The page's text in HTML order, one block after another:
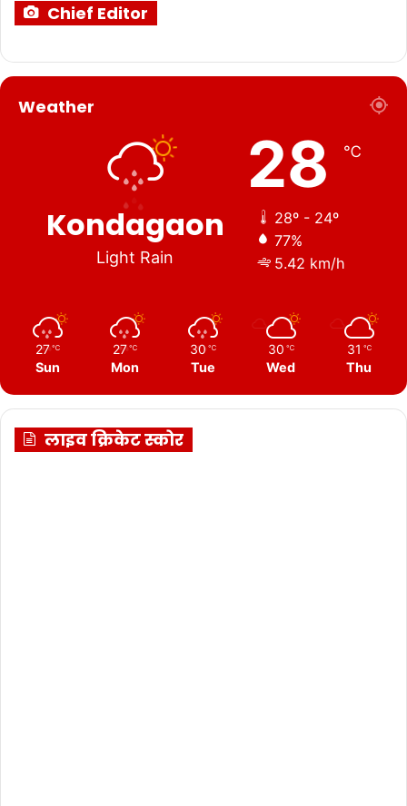
Chief Editor
Weather
Kondagaon
Light Rain
28 ℃
28º - 24º
77%
5.42 km/h
27 ℃
Sun
27 ℃
Mon
30 ℃
Tue
30 ℃
Wed
31 ℃
Thu
लाइव क्रिकेट स्कोर